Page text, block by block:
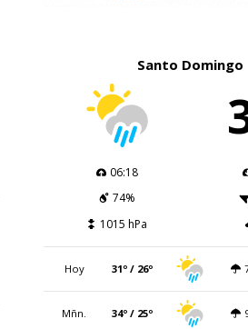
Santo Domingo
06:18
74%
1015 hPa
Hoy 31º / 26º
Mñn. 34º / 25º